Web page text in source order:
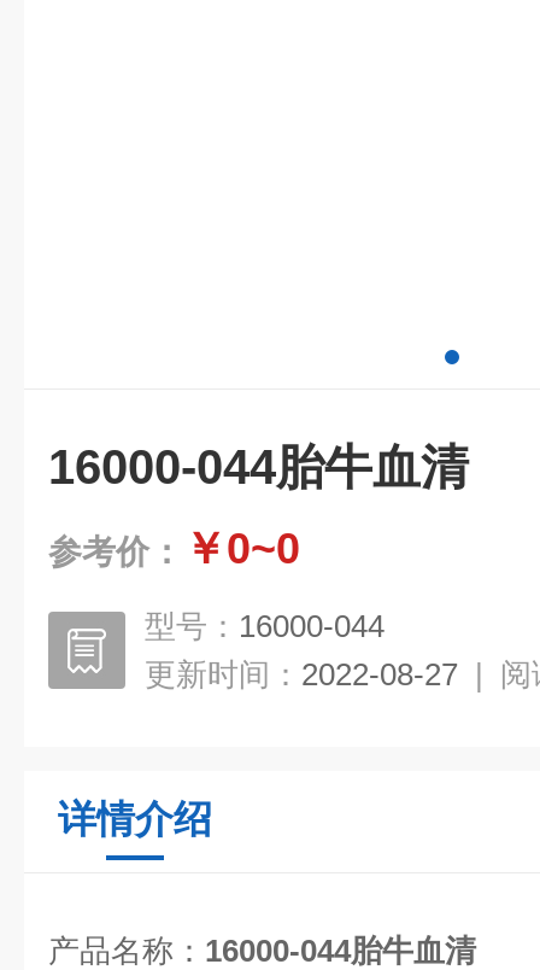
16000-044胎牛血清
参考价： ￥0~0
型号： 16000-044
更新时间： 2022-08-27 | 阅
详情介绍
产品名称： 16000-044胎牛血清